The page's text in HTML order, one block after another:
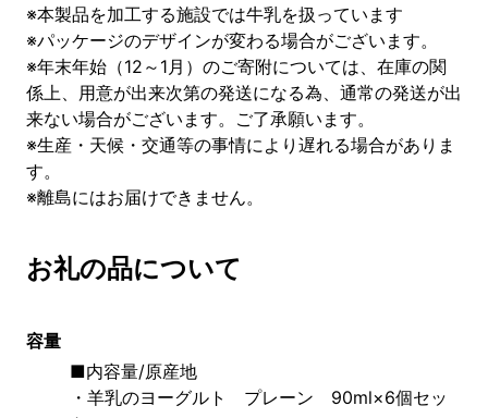
※本製品を加工する施設では牛乳を扱っています
※パッケージのデザインが変わる場合がございます。
※年末年始（12～1月）のご寄附については、在庫の関
係上、用意が出来次第の発送になる為、通常の発送が出
来ない場合がございます。ご了承願います。
※生産・天候・交通等の事情により遅れる場合がありま
す。
※離島にはお届けできません。
お礼の品について
容量
■内容量/原産地
・羊乳のヨーグルト　プレーン　90ml×6個セッ